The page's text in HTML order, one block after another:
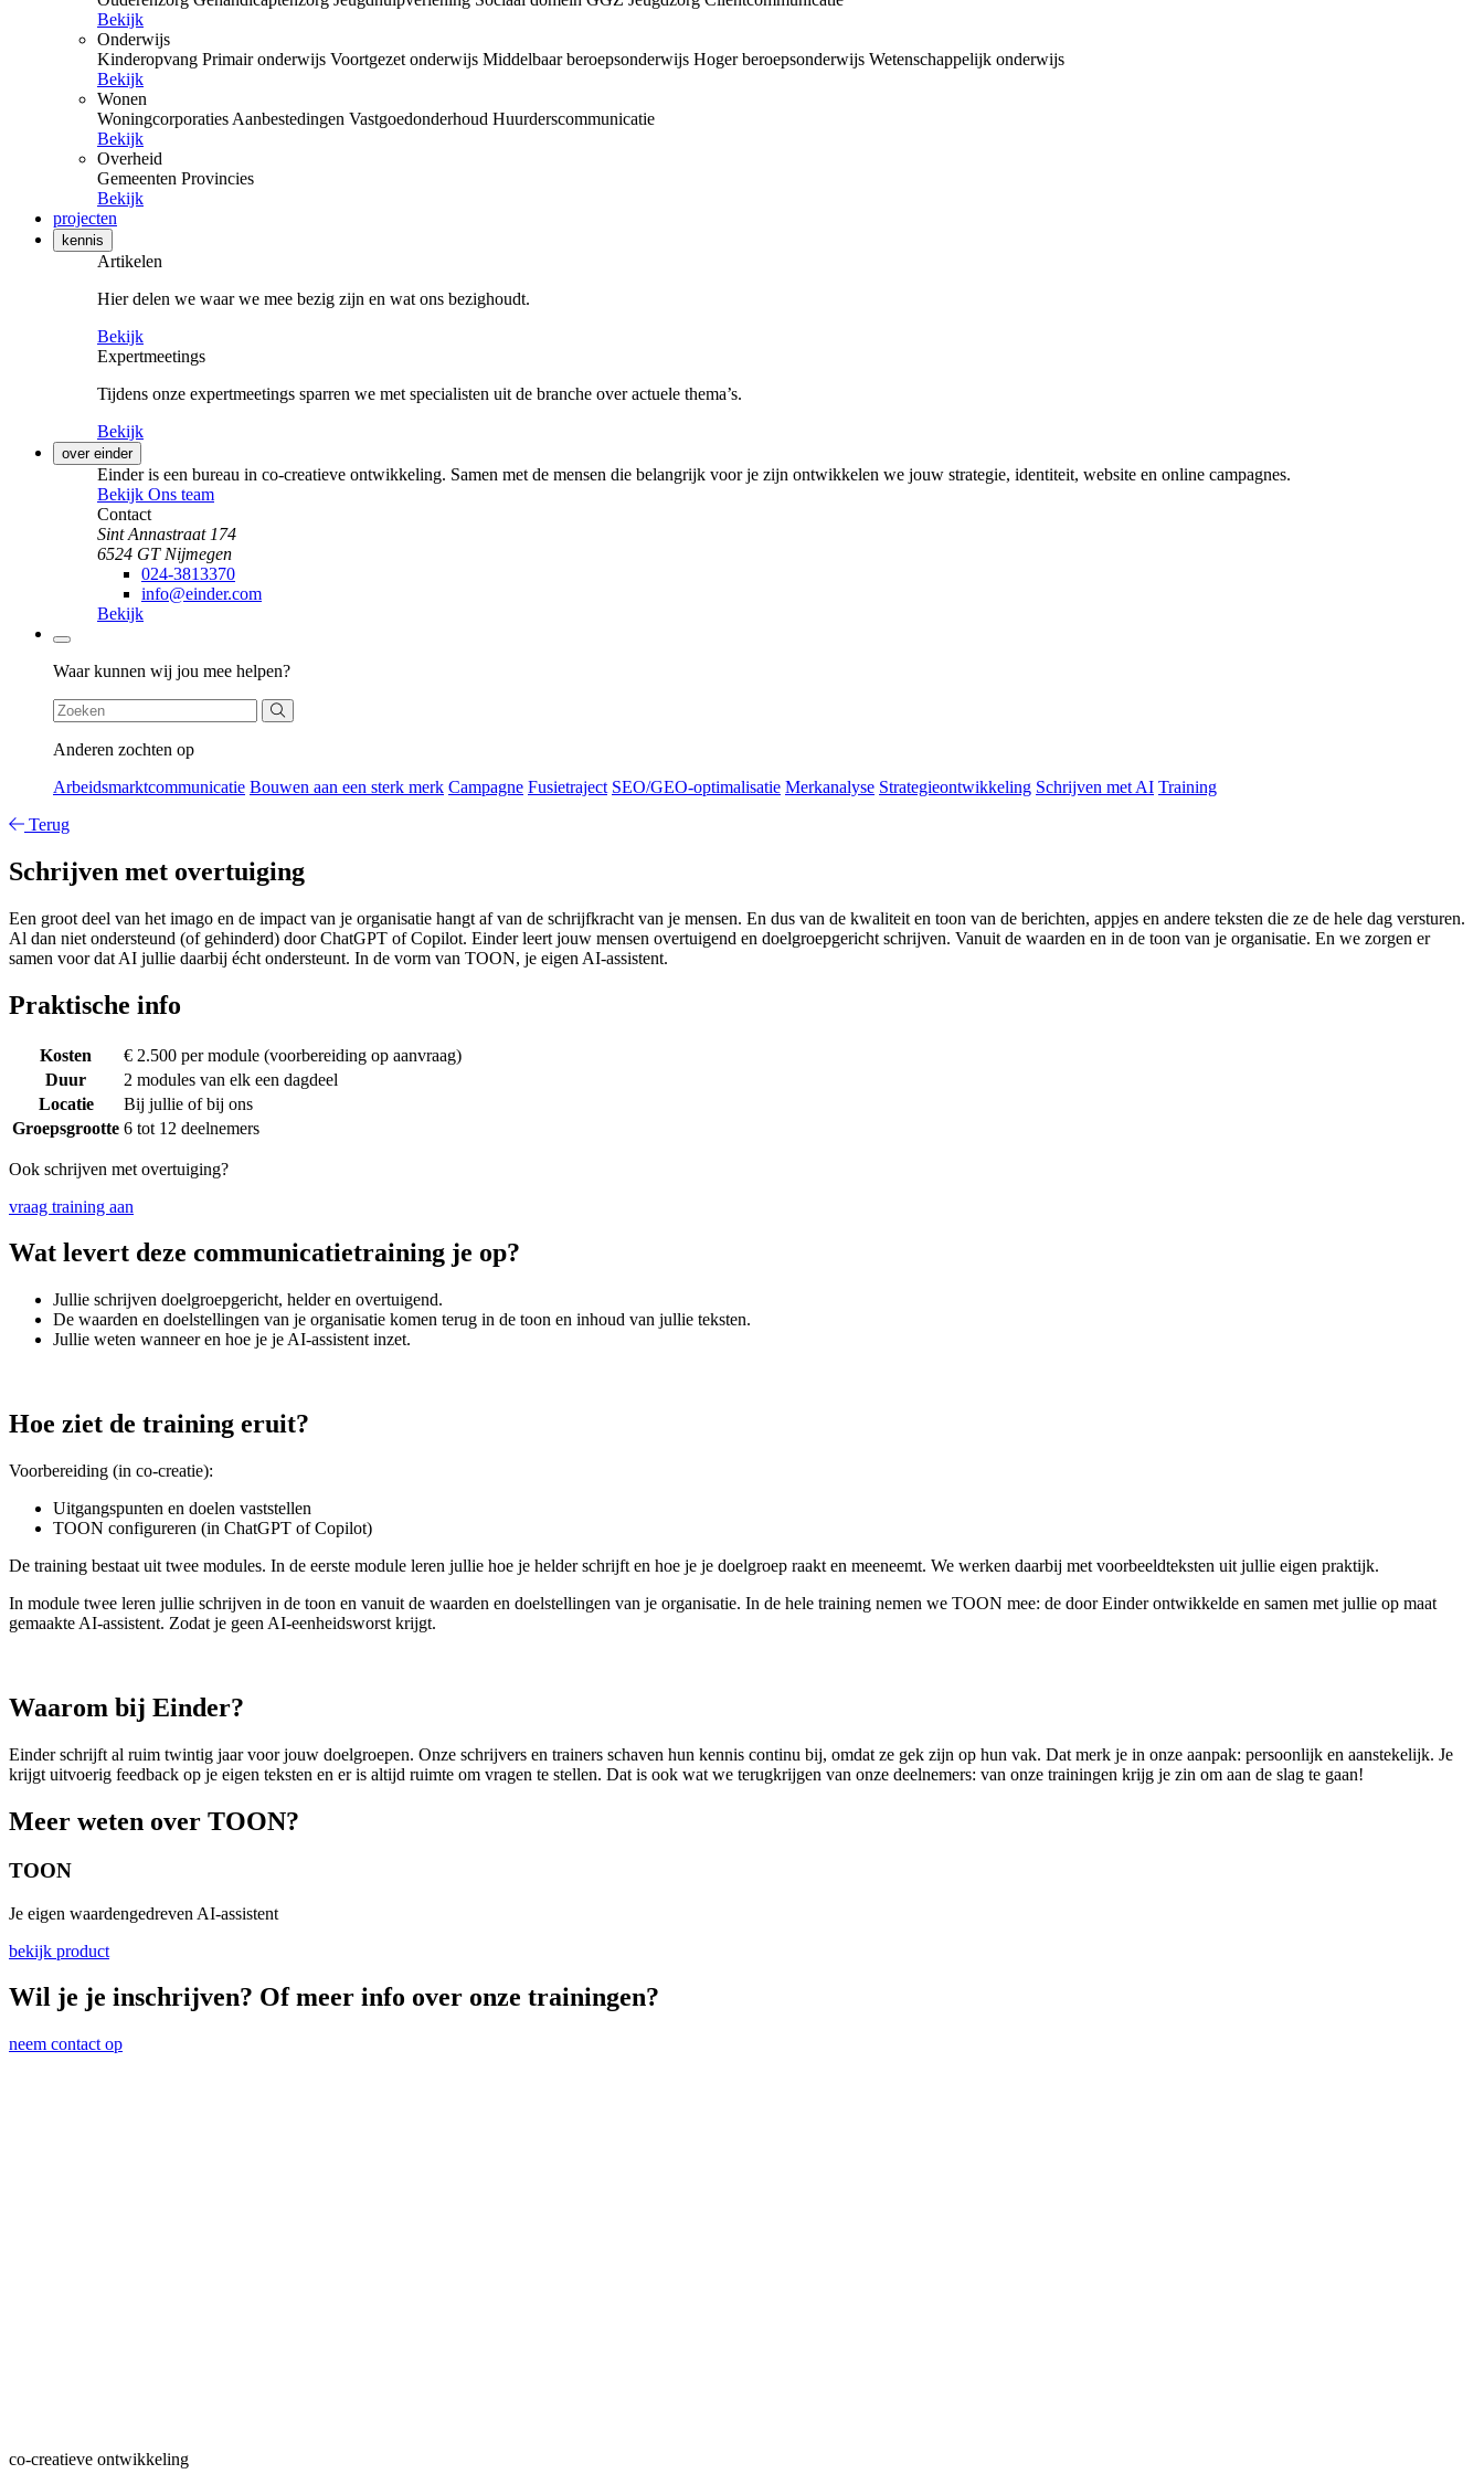
Bekijk
Onderwijs
Kinderopvang Primair onderwijs Voortgezet onderwijs Middelbaar beroepsonderwijs Hoger beroepsonderwijs Wetenschappelijk onderwijs
Bekijk
Wonen
Woningcorporaties Aanbestedingen Vastgoedonderhoud Huurderscommunicatie
Bekijk
Overheid
Gemeenten Provincies
Bekijk
projecten
kennis
Artikelen
Hier delen we waar we mee bezig zijn en wat ons bezighoudt.
Bekijk
Expertmeetings
Tijdens onze expertmeetings sparren we met specialisten uit de branche over actuele thema’s.
Bekijk
over einder
Einder is een bureau in co-creatieve ontwikkeling. Samen met de mensen die belangrijk voor je zijn ontwikkelen we jouw strategie, identiteit, website en online campagnes.
Bekijk Ons team
Contact
Sint Annastraat 174
6524 GT Nijmegen
024-3813370
info@einder.com
Bekijk
Zoeken
Waar kunnen wij jou mee helpen?
Anderen zochten op
Arbeidsmarktcommunicatie Bouwen aan een sterk merk Campagne Fusietraject SEO/GEO-optimalisatie Merkanalyse Strategieontwikkeling Schrijven met AI Training
Terug
Schrijven met overtuiging
Een groot deel van het imago en de impact van je organisatie hangt af van de schrijfkracht van je mensen. En dus van de kwaliteit en toon van de berichten, appjes en andere teksten die ze de hele dag versturen.
Al dan niet ondersteund (of gehinderd) door ChatGPT of Copilot. Einder leert jouw mensen overtuigend en doelgroepgericht schrijven. Vanuit de waarden en in de toon van je organisatie. En we zorgen er
samen voor dat AI jullie daarbij écht ondersteunt. In de vorm van TOON, je eigen AI-assistent.
Praktische info
Kosten
€ 2.500 per module (voorbereiding op aanvraag)
Duur
2 modules van elk een dagdeel
Locatie
Bij jullie of bij ons
Groepsgrootte 6 tot 12 deelnemers
Ook schrijven met overtuiging?
vraag training aan
Wat levert deze communicatietraining je op?
Jullie schrijven doelgroepgericht, helder en overtuigend.
De waarden en doelstellingen van je organisatie komen terug in de toon en inhoud van jullie teksten.
Jullie weten wanneer en hoe je je AI-assistent inzet.
Hoe ziet de training eruit?
Voorbereiding (in co-creatie):
Uitgangspunten en doelen vaststellen
TOON configureren (in ChatGPT of Copilot)
De training bestaat uit twee modules. In de eerste module leren jullie hoe je helder schrijft en hoe je je doelgroep raakt en meeneemt. We werken daarbij met voorbeeldteksten uit jullie eigen praktijk.
In module twee leren jullie schrijven in de toon en vanuit de waarden en doelstellingen van je organisatie. In de hele training nemen we TOON mee: de door Einder ontwikkelde en samen met jullie op maat
gemaakte AI-assistent. Zodat je geen AI-eenheidsworst krijgt.
Waarom bij Einder?
Einder schrijft al ruim twintig jaar voor jouw doelgroepen. Onze schrijvers en trainers schaven hun kennis continu bij, omdat ze gek zijn op hun vak. Dat merk je in onze aanpak: persoonlijk en aanstekelijk. Je
krijgt uitvoerig feedback op je eigen teksten en er is altijd ruimte om vragen te stellen. Dat is ook wat we terugkrijgen van onze deelnemers: van onze trainingen krijg je zin om aan de slag te gaan!
Meer weten over TOON?
TOON
Je eigen waardengedreven AI-assistent
bekijk product
Wil je je inschrijven? Of meer info over onze trainingen?
neem contact op
co-creatieve ontwikkeling